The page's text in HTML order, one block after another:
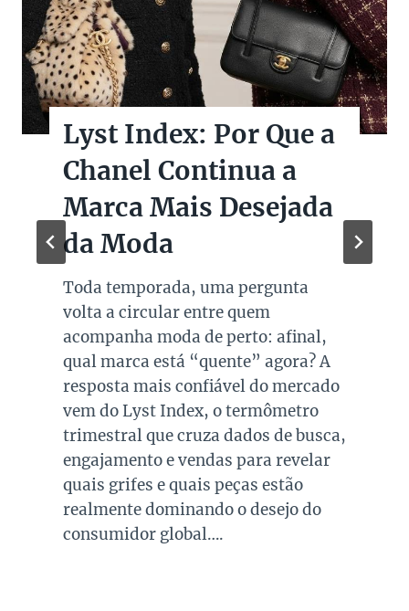
Lyst Index: Por Que a
Chanel Continua a
Marca Mais Desejada
da Moda
Toda temporada, uma pergunta
volta a circular entre quem
acompanha moda de perto: afinal,
qual marca está “quente” agora? A
resposta mais confiável do mercado
vem do Lyst Index, o termômetro
trimestral que cruza dados de busca,
engajamento e vendas para revelar
quais grifes e quais peças estão
realmente dominando o desejo do
consumidor global….